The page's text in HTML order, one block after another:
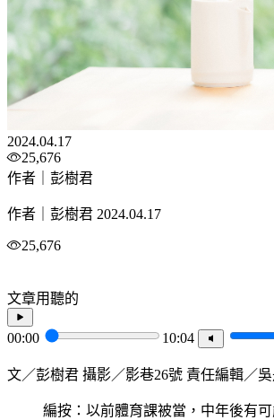
2024.04.17
25,676
作者｜彭樹君
作者｜彭樹君 2024.04.17
25,676
文章用聽的
00:00 10:04
文／彭樹君 攝影／影巷26號 責任編輯／
編按：以前體育課被當，中年後有